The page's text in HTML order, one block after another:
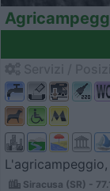
Siracusa (SR) -